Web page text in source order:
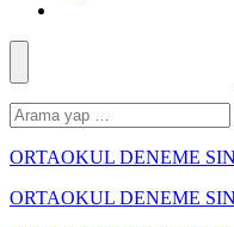
Menü
yapın:
ORTAOKUL DENEME
ORTAOKUL DENEME